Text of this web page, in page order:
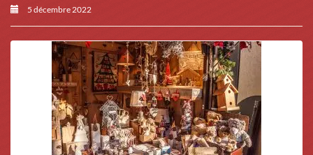
5 décembre 2022